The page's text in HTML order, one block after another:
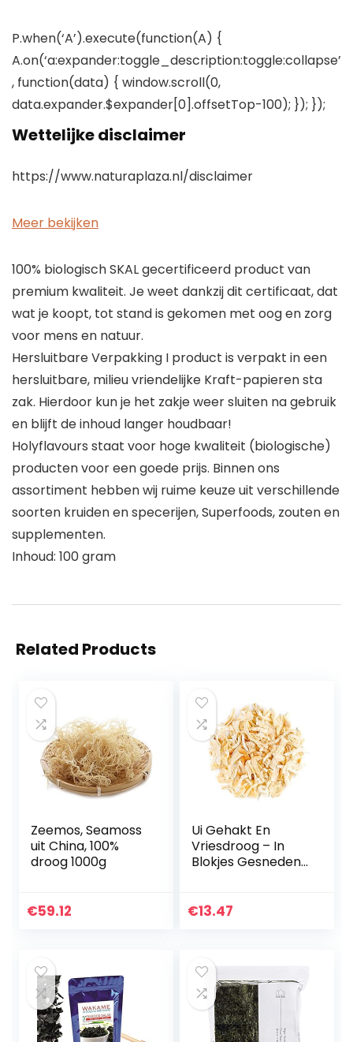
P.when(‘A’).execute(function(A) {
A.on(‘a:expander:toggle_description:toggle:collapse’
, function(data) { window.scroll(0,
data.expander.$expander[0].offsetTop-100); }); });
Wettelijke disclaimer
https://www.naturaplaza.nl/disclaimer
Meer bekijken
100% biologisch SKAL gecertificeerd product van
premium kwaliteit. Je weet dankzij dit certificaat, dat
wat je koopt, tot stand is gekomen met oog en zorg
voor mens en natuur.
Hersluitbare Verpakking I product is verpakt in een
hersluitbare, milieu vriendelijke Kraft-papieren sta
zak. Hierdoor kun je het zakje weer sluiten na gebruik
en blijft de inhoud langer houdbaar!
Holyflavours staat voor hoge kwaliteit (biologische)
producten voor een goede prijs. Binnen ons
assortiment hebben wij ruime keuze uit verschillende
soorten kruiden en specerijen, Superfoods, zouten en
supplementen.
Inhoud: 100 gram
Related Products
Zeemos, Seamoss
uit China, 100%
droog 1000g
€59.12
Ui Gehakt En
Vriesdroog – In
Blokjes Gesneden
Kwaliteitsvlokken
€13.47